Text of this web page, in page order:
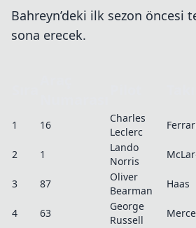
Bahreyn’deki ilk sezon öncesi
sona erecek.
1 16
Charles
Leclerc
2 1
Lando
Norris
3 87
Oliver
Bearman
Haas
4 63
George
Russell